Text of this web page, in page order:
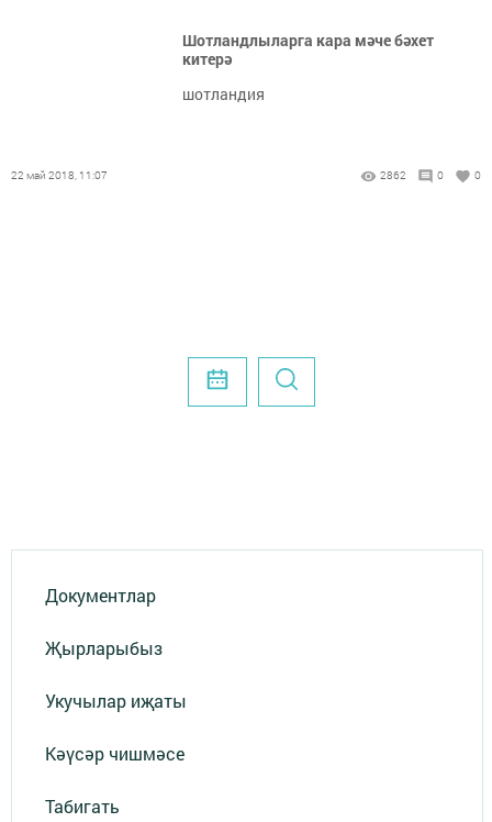
Шотландлыларга кара мәче бәхет
китерә
шотландия
22 май 2018, 11:07 2862 0 0
Документлар
Җырларыбыз
Укучылар иҗаты
Кәүсәр чишмәсе
Табигать